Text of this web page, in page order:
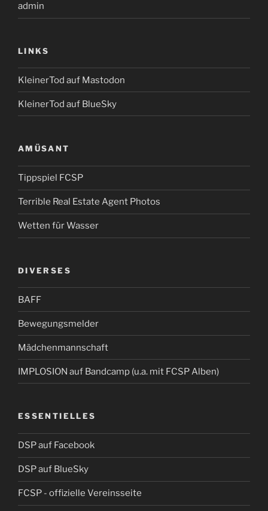
admin
LINKS
KleinerTod auf Mastodon
KleinerTod auf BlueSky
AMÜSANT
Tippspiel FCSP
Terrible Real Estate Agent Photos
Wetten für Wasser
DIVERSES
BAFF
Bewegungsmelder
Mädchenmannschaft
IMPLOSION auf Bandcamp (u.a. mit FCSP Alben)
ESSENTIELLES
DSP auf Facebook
DSP auf BlueSky
FCSP - offizielle Vereinsseite